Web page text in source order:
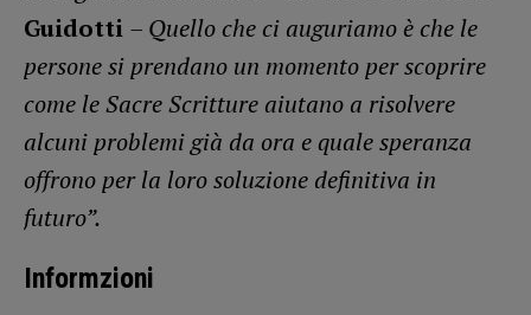
Guidotti – Quello che ci auguriamo è che le
persone si prendano un momento per scoprire
come le Sacre Scritture aiutano a risolvere
alcuni problemi già da ora e quale speranza
offrono per la loro soluzione definitiva in
futuro”.
Informzioni